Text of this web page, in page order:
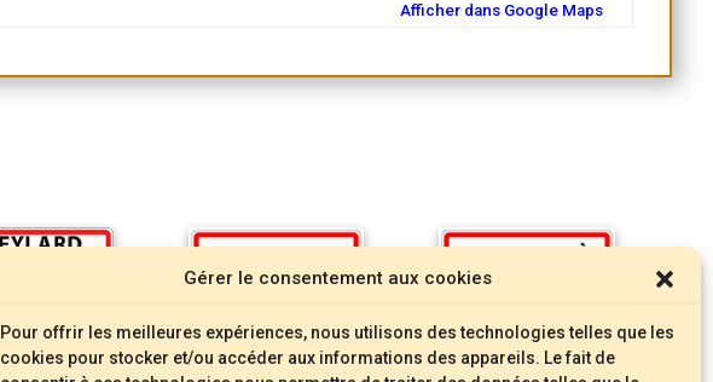
Gérer le consentement aux cookies
Pour offrir les meilleures expériences, nous utilisons des technologies telles que les
cookies pour stocker et/ou accéder aux informations des appareils. Le fait de
Afficher dans Google Maps